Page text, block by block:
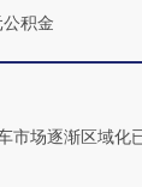
公积金
市场逐渐区域化